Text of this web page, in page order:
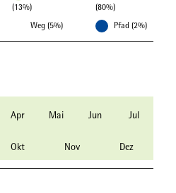
(13%)
(80%)
Weg (5%)
Pfad (2%)
Apr Mai Jun Jul
Okt Nov Dez